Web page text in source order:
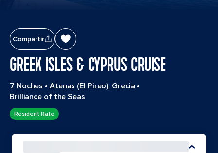
Compartir
GREEK ISLES & CYPRUS CRUISE
7 Noches • Atenas (El Pireo), Grecia •
Brilliance of the Seas
Resident Rate